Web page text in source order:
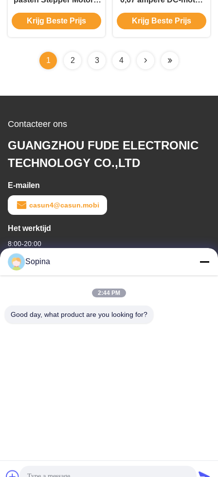
de Printer van de fase
aan3.6V RoHS
Krijg Beste Prijs
voor
robotversnellingsmotor
Krijg Beste Prijs
1 2 3 4
Contacteer ons
GUANGZHOU FUDE ELECTRONIC
TECHNOLOGY CO.,LTD
E-mailen
casun4@casun.mobi
Het werktijd
8:00-20:00
Ons adres
No.61 Pingxi Industrial Zone, Huashan Town, Huadu District,
Sopina
2:44 PM
Good day, what product are you looking for?